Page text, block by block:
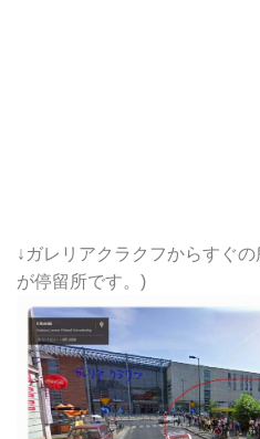
↓ガレリアクラクフからすぐ
が停留所です。)